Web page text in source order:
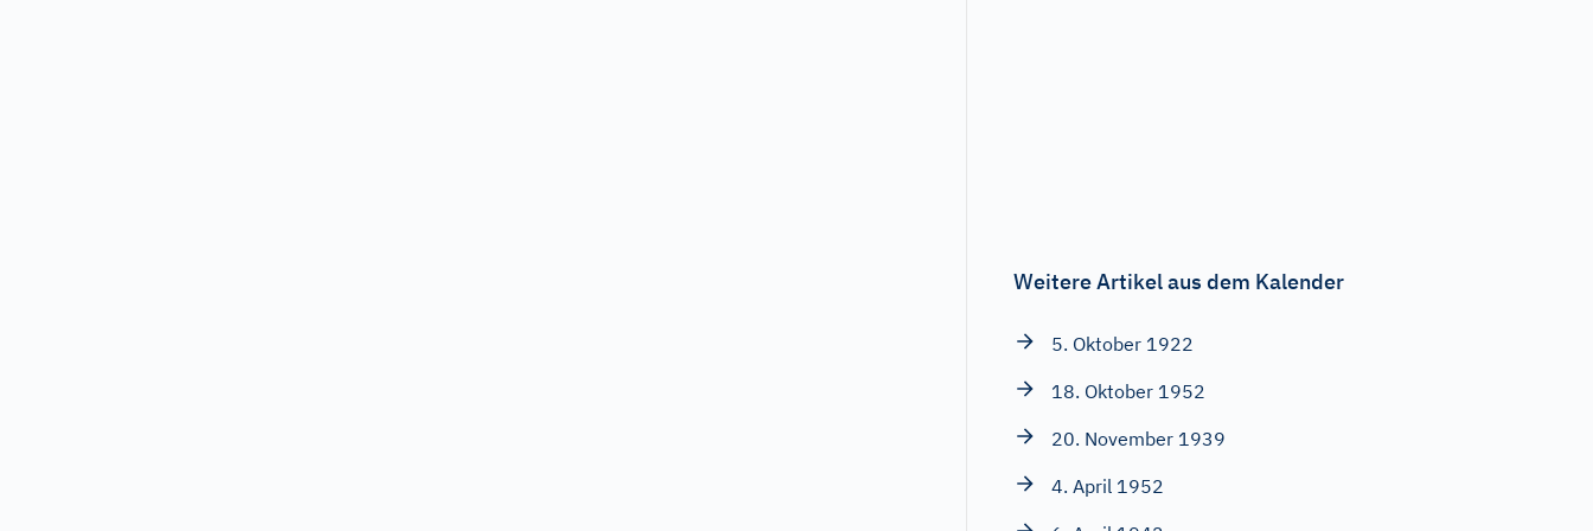
Weitere Artikel aus dem Kalender
5. Oktober 1922
18. Oktober 1952
20. November 1939
4. April 1952